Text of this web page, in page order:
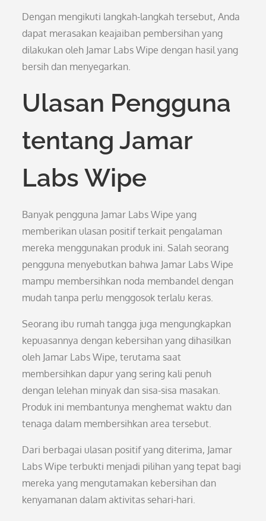
Dengan mengikuti langkah-langkah tersebut, Anda
dapat merasakan keajaiban pembersihan yang
dilakukan oleh Jamar Labs Wipe dengan hasil yang
bersih dan menyegarkan.
Ulasan Pengguna
tentang Jamar
Labs Wipe
Banyak pengguna Jamar Labs Wipe yang
memberikan ulasan positif terkait pengalaman
mereka menggunakan produk ini. Salah seorang
pengguna menyebutkan bahwa Jamar Labs Wipe
mampu membersihkan noda membandel dengan
mudah tanpa perlu menggosok terlalu keras.
Seorang ibu rumah tangga juga mengungkapkan
kepuasannya dengan kebersihan yang dihasilkan
oleh Jamar Labs Wipe, terutama saat
membersihkan dapur yang sering kali penuh
dengan lelehan minyak dan sisa-sisa masakan.
Produk ini membantunya menghemat waktu dan
tenaga dalam membersihkan area tersebut.
Dari berbagai ulasan positif yang diterima, Jamar
Labs Wipe terbukti menjadi pilihan yang tepat bagi
mereka yang mengutamakan kebersihan dan
kenyamanan dalam aktivitas sehari-hari.